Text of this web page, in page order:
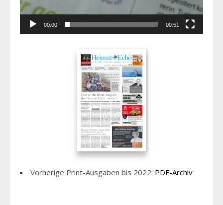
00:00 00:51
Vorherige Print-Ausgaben bis 2022: PDF-Archiv